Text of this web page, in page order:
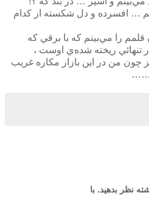
… افسرده و دل شكسته از كدام
را مي‌بينم كه با برقي كه
تنهائي ريخته شده‌ي اوست ،
چون من در اين بازار مكاره غريب
نظر بدهید. با